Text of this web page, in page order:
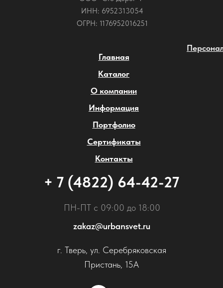
ИНН: 6952313054
ОГРН: 1176952016251
Главная
Каталог
О компании
Информация
Портфолио
Сертификаты
Контакты
ПН-ПТ с 09:00 до 18:00
г. Тверь, ул. Серебряковская
Пристань, 15А
+ 7 (4822) 64-42-27
zakaz@urbansvet.ru